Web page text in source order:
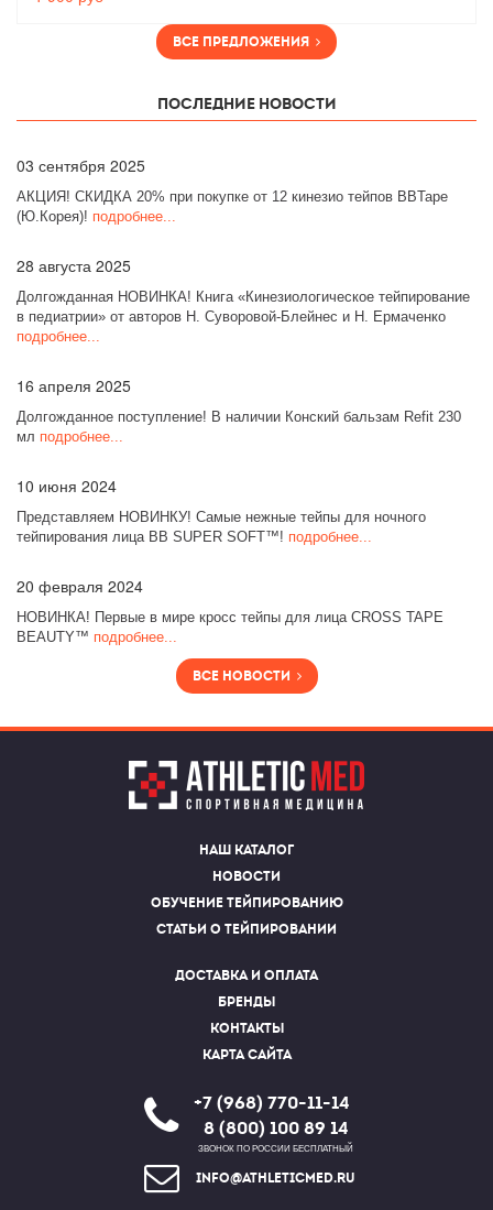
Все предложения
Последние новости
03 сентября 2025
АКЦИЯ! СКИДКА 20% при покупке от 12 кинезио тейпов BBTape
(Ю.Корея)! подробнее...
28 августа 2025
Долгожданная НОВИНКА! Книга «Кинезиологическое тейпирование
в педиатрии» от авторов Н. Суворовой-Блейнес и Н. Ермаченко
подробнее...
16 апреля 2025
Долгожданное поступление! В наличии Конский бальзам Refit 230
мл подробнее...
10 июня 2024
Представляем НОВИНКУ! Самые нежные тейпы для ночного
тейпирования лица BB SUPER SOFT™! подробнее...
20 февраля 2024
НОВИНКА! Первые в мире кросс тейпы для лица CROSS TAPE
BEAUTY™ подробнее...
Все новости
Наш каталог
Новости
Обучение тейпированию
Статьи о тейпировании
Доставка и оплата
Бренды
Контакты
Карта сайта
+7 (968) 770-11-14
8 (800) 100 89 14
ЗВОНОК ПО РОССИИ БЕСПЛАТНЫЙ
info@athleticmed.ru